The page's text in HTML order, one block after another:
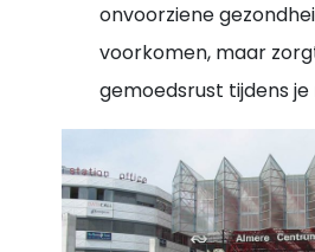
onvoorziene
voorkomen, maar
gemoedsrust tijdens je